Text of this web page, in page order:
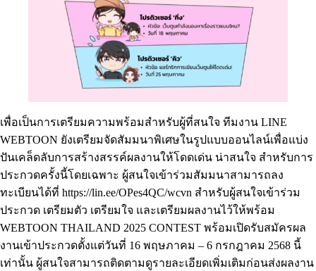
เพื่อเป็นการเตรียมความพร้อมสำหรับผู้ที่สนใจ ทีมงาน LINE
WEBTOON ยังเตรียมจัดสัมมนาพิเศษในรูปแบบออนไลน์เพื่อแบ่ง
ปันเคล็ดลับการสร้างสรรค์ผลงานให้โดดเด่น น่าสนใจ สำหรับการ
ประกวดครั้งนี้โดยเฉพาะ ผู้สนใจเข้าร่วมสัมมนาสามารถลง
ทะเบียนได้ที่ https://lin.ee/OPes4QC/wcvn สำหรับผู้สนใจเข้าร่วม
ประกวด เตรียมตัว เตรียมใจ และเตรียมผลงานไว้ให้พร้อม
WEBTOON THAILAND 2025 CONTEST พร้อมเปิดรับสมัครผล
งานเข้าประกวดตั้งแต่วันที่ 16 พฤษภาคม – 6 กรกฎาคม 2568 นี้
เท่านั้น ผู้สนใจสามารถติดตามดูรายละเอียดเพิ่มเติมก่อนส่งผลงาน